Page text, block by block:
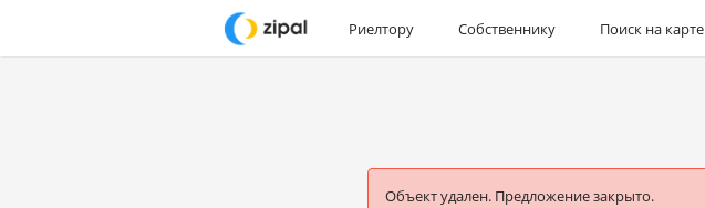
Риелтору Собственнику Поиск на карте
Объект удален. Предложение закрыто.